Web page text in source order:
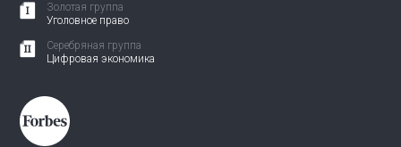
Золотая группа
Уголовное право
Серебряная группа
Цифровая экономика